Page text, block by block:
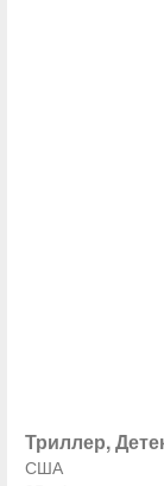
Триллер,
США